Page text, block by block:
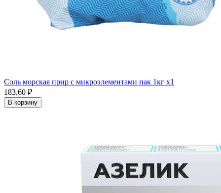
Соль морская прир с микроэлементами пак 1кг х1
183.60 ₽
В корзину